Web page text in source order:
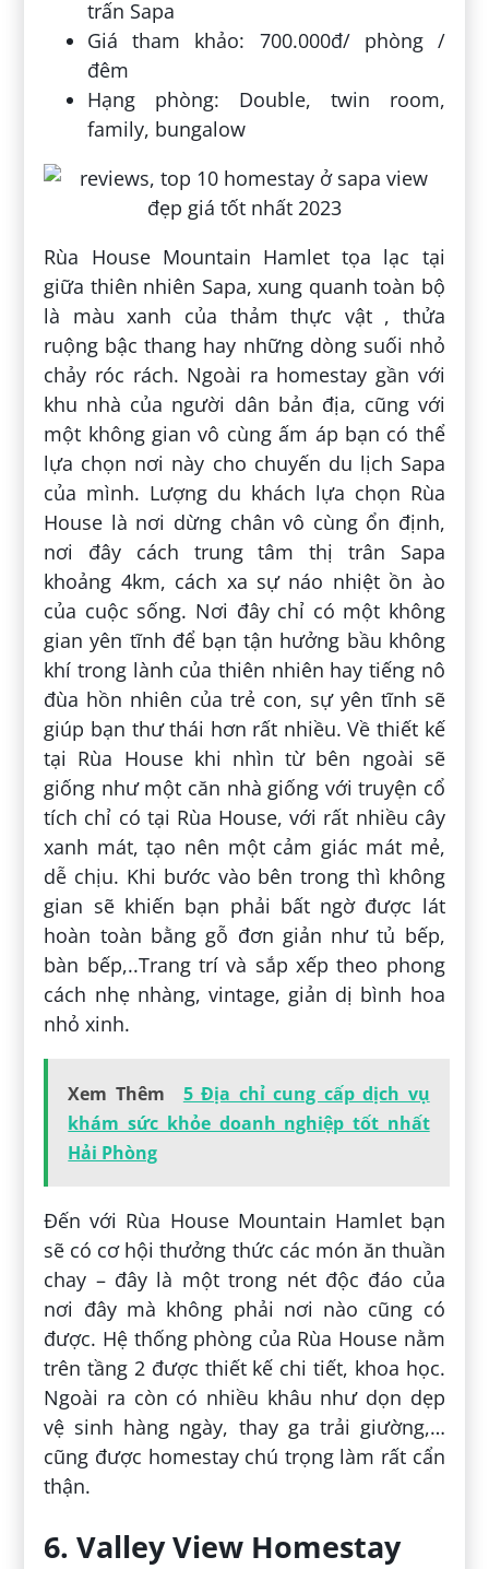
trấn Sapa
Giá tham khảo: 700.000đ/ phòng /
đêm
Hạng phòng: Double, twin room,
family, bungalow
Rùa House Mountain Hamlet tọa lạc tại
giữa thiên nhiên Sapa, xung quanh toàn bộ
là màu xanh của thảm thực vật , thửa
ruộng bậc thang hay những dòng suối nhỏ
chảy róc rách. Ngoài ra homestay gần với
khu nhà của người dân bản địa, cũng với
một không gian vô cùng ấm áp bạn có thể
lựa chọn nơi này cho chuyến du lịch Sapa
của mình. Lượng du khách lựa chọn Rùa
House là nơi dừng chân vô cùng ổn định,
nơi đây cách trung tâm thị trân Sapa
khoảng 4km, cách xa sự náo nhiệt ồn ào
của cuộc sống. Nơi đây chỉ có một không
gian yên tĩnh để bạn tận hưởng bầu không
khí trong lành của thiên nhiên hay tiếng nô
đùa hồn nhiên của trẻ con, sự yên tĩnh sẽ
giúp bạn thư thái hơn rất nhiều. Về thiết kế
tại Rùa House khi nhìn từ bên ngoài sẽ
giống như một căn nhà giống với truyện cổ
tích chỉ có tại Rùa House, với rất nhiều cây
xanh mát, tạo nên một cảm giác mát mẻ,
dễ chịu. Khi bước vào bên trong thì không
gian sẽ khiến bạn phải bất ngờ được lát
hoàn toàn bằng gỗ đơn giản như tủ bếp,
bàn bếp,..Trang trí và sắp xếp theo phong
cách nhẹ nhàng, vintage, giản dị bình hoa
nhỏ xinh.
Xem Thêm
5 Địa chỉ cung cấp dịch vụ
khám sức khỏe doanh nghiệp tốt nhất
Hải Phòng
Đến với Rùa House Mountain Hamlet bạn
sẽ có cơ hội thưởng thức các món ăn thuần
chay – đây là một trong nét độc đáo của
nơi đây mà không phải nơi nào cũng có
được. Hệ thống phòng của Rùa House nằm
trên tầng 2 được thiết kế chi tiết, khoa học.
Ngoài ra còn có nhiều khâu như dọn dẹp
vệ sinh hàng ngày, thay ga trải giường,…
cũng được homestay chú trọng làm rất cẩn
thận.
6. Valley View Homestay